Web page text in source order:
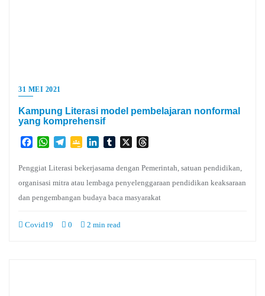
31 MEI 2021
Kampung Literasi model pembelajaran nonformal
yang komprehensif
FacebookWhatsApp
TelegramGoogleLinkedInTumblr
X
Penggiat Literasi bekerjasama dengan Pemerintah, satuan pendidikan,
organisasi mitra atau lembaga penyelenggaraan pendidikan keaksaraan
dan pengembangan budaya baca masyarakat
Covid19 0 2 min read